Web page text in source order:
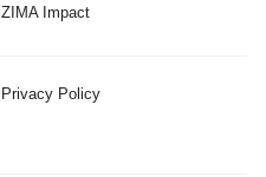
ZIMA Impact
Privacy Policy